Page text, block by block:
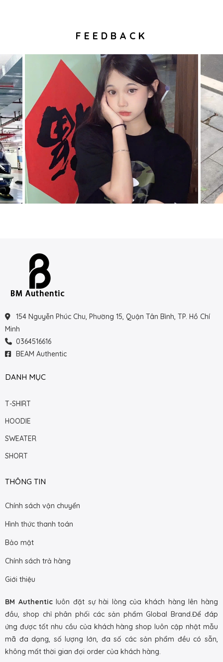
FEEDBACK
154 Nguyễn Phúc Chu, Phường 15, Quận Tân Bình, TP. Hồ Chí
Minh
0364516616
BEAM Authentic
DANH MỤC
T-SHIRT
HOODIE
SWEATER
SHORT
THÔNG TIN
Chính sách vận chuyển
Hình thức thanh toán
Bảo mật
Chính sách trả hàng
Giới thiệu
BM Authenticluôn đặt sự hài lòng của khách hàng lên hàng
đầu, shop chỉ phân phối các sản phẩm Global Brand.Để đáp
ứng được tốt nhu cầu của khách hàng shop luôn cập nhật mẫu
mã đa dạng, số lượng lớn, đa số các sản phẩm đều có sẵn,
không mất thời gian đợi order của khách hàng.